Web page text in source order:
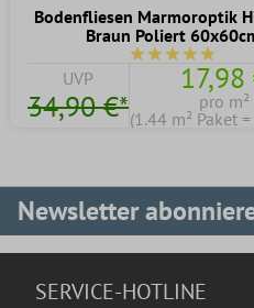
Bodenfliesen Marmoroptik
Braun Poliert
UVP
34,90 €*
17,98
pro m²
(1.44 m² Paket =
Newsletter
SERVICE-HOTLINE